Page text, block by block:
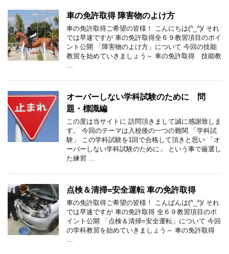
車の免許取得 障害物のよけ方
車の免許取得ご希望の皆様！ こんにちは(^_^)/ それ
では早速ですが 車の免許取得全６９教習項目のポイ
ント公開 「障害物のよけ方」について 今回の技能
教習を始めていきましょう～ 車の免許取得 技能教
…
オーバーしない学科試験のために 問
題・標識編
この度は当サイトに 訪問頂きまして誠に感謝致しま
す。 今回のテーマは入校後の一つの難関 「学科試
験」 この学科試験を1回で合格して頂きと思い 「オ
ーバーしない学科試験のために」 という事で厳選し
た練習 …
点検＆清掃=安全運転 車の免許取得
車の免許取得ご希望の皆様！ こんばんは(^_^)/ それ
では早速ですが 車の免許取得 全６９教習項目のポ
イント公開 「点検＆清掃=安全運転」について 今回
の学科教習を始めていきましょう～ 車の免許取得
…